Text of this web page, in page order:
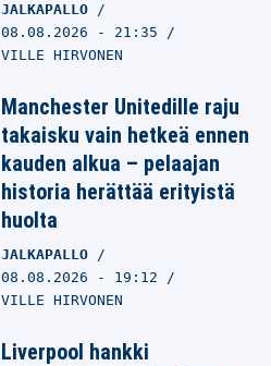
JALKAPALLO
08.08.2026 - 21:35
VILLE HIRVONEN
Manchester Unitedille raju
takaisku vain hetkeä ennen
kauden alkua – pelaajan
historia herättää erityistä
huolta
JALKAPALLO
08.08.2026 - 19:12
VILLE HIRVONEN
Liverpool hankki